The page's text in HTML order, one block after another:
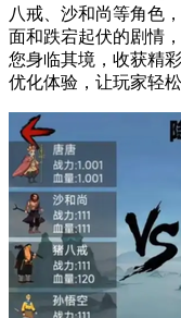
八戒、沙和尚等角色
面和跌宕起伏的剧情
您身临其境，收获精
优化体验，让玩家轻